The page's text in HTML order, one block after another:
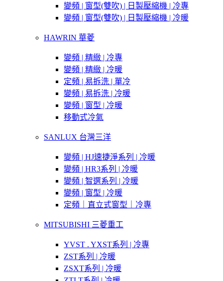
變頻 | 窗型(雙吹) | 日製壓縮機 | 冷專
變頻 | 窗型(雙吹) | 日製壓縮機 | 冷暖
HAWRIN 華菱
變頻 | 精緻 | 冷專
變頻 | 精緻 | 冷暖
定頻 | 易拆洗 | 單冷
變頻 | 易拆洗 | 冷暖
變頻 | 窗型 | 冷暖
移動式冷氣
SANLUX 台灣三洋
變頻 | HJ速捷淨系列 | 冷暖
變頻 | HR3系列 | 冷暖
變頻 | 智選系列 | 冷暖
變頻 | 窗型 | 冷暖
定頻｜直立式窗型｜冷專
MITSUBISHI 三菱重工
YVST . YXST系列 | 冷專
ZST系列 | 冷暖
ZSXT系列 | 冷暖